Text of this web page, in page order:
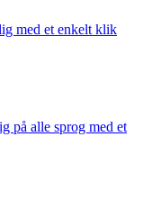
med et enkelt klik
på alle sprog med et